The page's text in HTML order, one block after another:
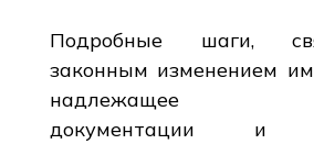
Подробные шаги,
законным изменением
надлежащее
документации и